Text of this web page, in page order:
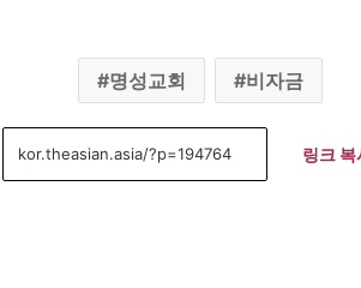
명성교회 비자금
링크 복